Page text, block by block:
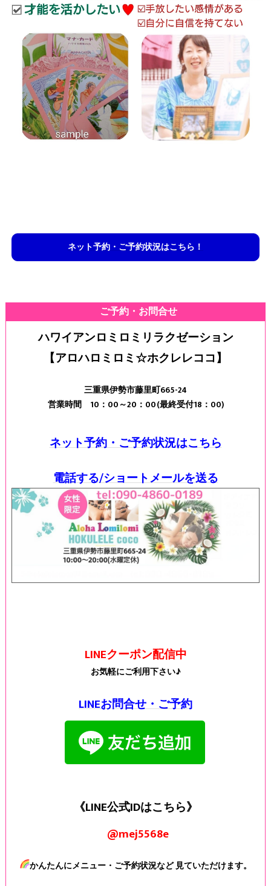
ネット予約・ご予約状況はこちら！
ご予約・お問合せ
ハワイアンロミロミリラクゼーション
【アロハロミロミ☆ホクレレココ】
三重県伊勢市藤里町665-24
営業時間 10：00～20：00(最終受付18：00)
ネット予約・ご予約状況はこちら
電話する/ショートメールを送る
LINEクーポン配信中
お気軽にご利用下さい♪
LINEお問合せ・ご予約
《LINE公式IDはこちら》
@mej5568e
かんたんにメニュー・ご予約状況など 見ていただけます。